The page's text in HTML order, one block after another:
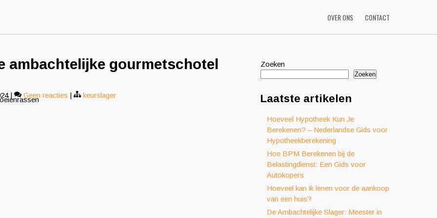
OVER ONS CONTACT
ambachtelijke gourmetschotel
| Geen reacties | keurslager
Zoeken
Zoeken
Laatste artikelen
Hoeveel Hypotheek Kun Je
Berekenen? – Nederlandse Gids voor
Hypotheekberekening
Hoe BPM Berekenen bij de
Belastingdienst: Een Gids voor
Autokopers
Hoeveel kan ik lenen voor de aankoop
van een huis?
De Ambachtelijke Slager: Meester in